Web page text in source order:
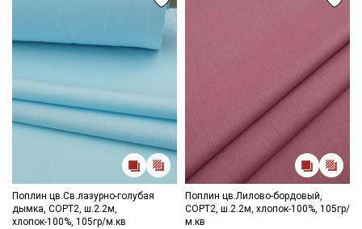
Поплин цв.Св.лазурно-голубая
дымка, СОРТ2, ш.2.2м,
хлопок-100%, 105гр/м.кв
Поплин цв.Лилово-бордовый,
СОРТ2, ш.2.2м, хлопок-100%, 105гр/
м.кв